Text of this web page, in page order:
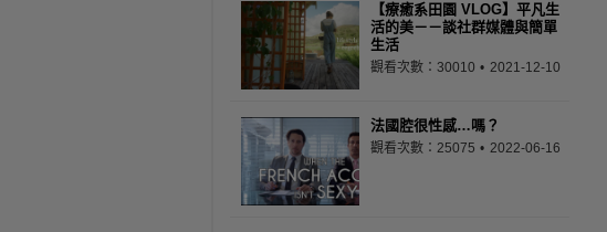
【療癒系田園 VLOG】平凡生
活的美－－談社群媒體與簡單
生活
觀看次數：30010 2021-12-10
法國腔很性感…嗎？
觀看次數：25075 2022-06-16